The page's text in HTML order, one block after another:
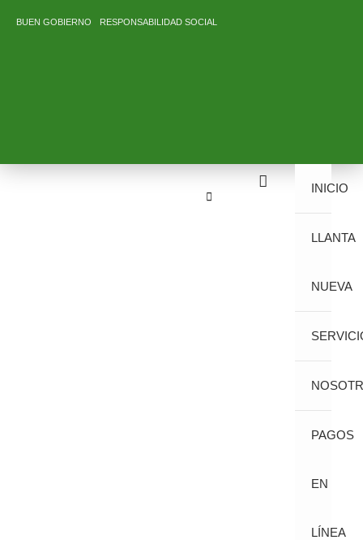
BUEN GOBIERNO RESPONSABILIDAD SOCIAL
INICIO
LLANTA
NUEVA
PAGOS
EN
LÍNEA